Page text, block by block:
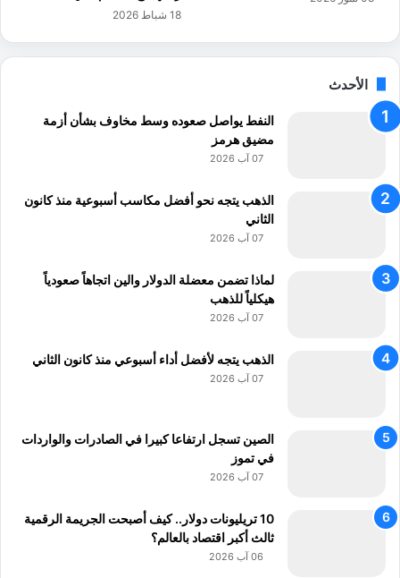
ا
ل
ا
س
ت
ث
ر
ف
ل
م
ك
ة
ي
ل
د
و
م
ن
18 شباط 2026
الأحدث
النفط يواصل صعوده وسط مخاوف بشأن أزمة
مضيق هرمز
07 آب 2026
الذهب يتجه نحو أفضل مكاسب أسبوعية منذ كانون
الثاني
07 آب 2026
لماذا تضمن معضلة الدولار والين اتجاهاً صعودياً
هيكلياً للذهب
07 آب 2026
الذهب يتجه لأفضل أداء أسبوعي منذ كانون الثاني
07 آب 2026
الصين تسجل ارتفاعا كبيرا في الصادرات والواردات
في تموز
07 آب 2026
10 تريليونات دولار.. كيف أصبحت الجريمة الرقمية
ثالث أكبر اقتصاد بالعالم؟
06 آب 2026